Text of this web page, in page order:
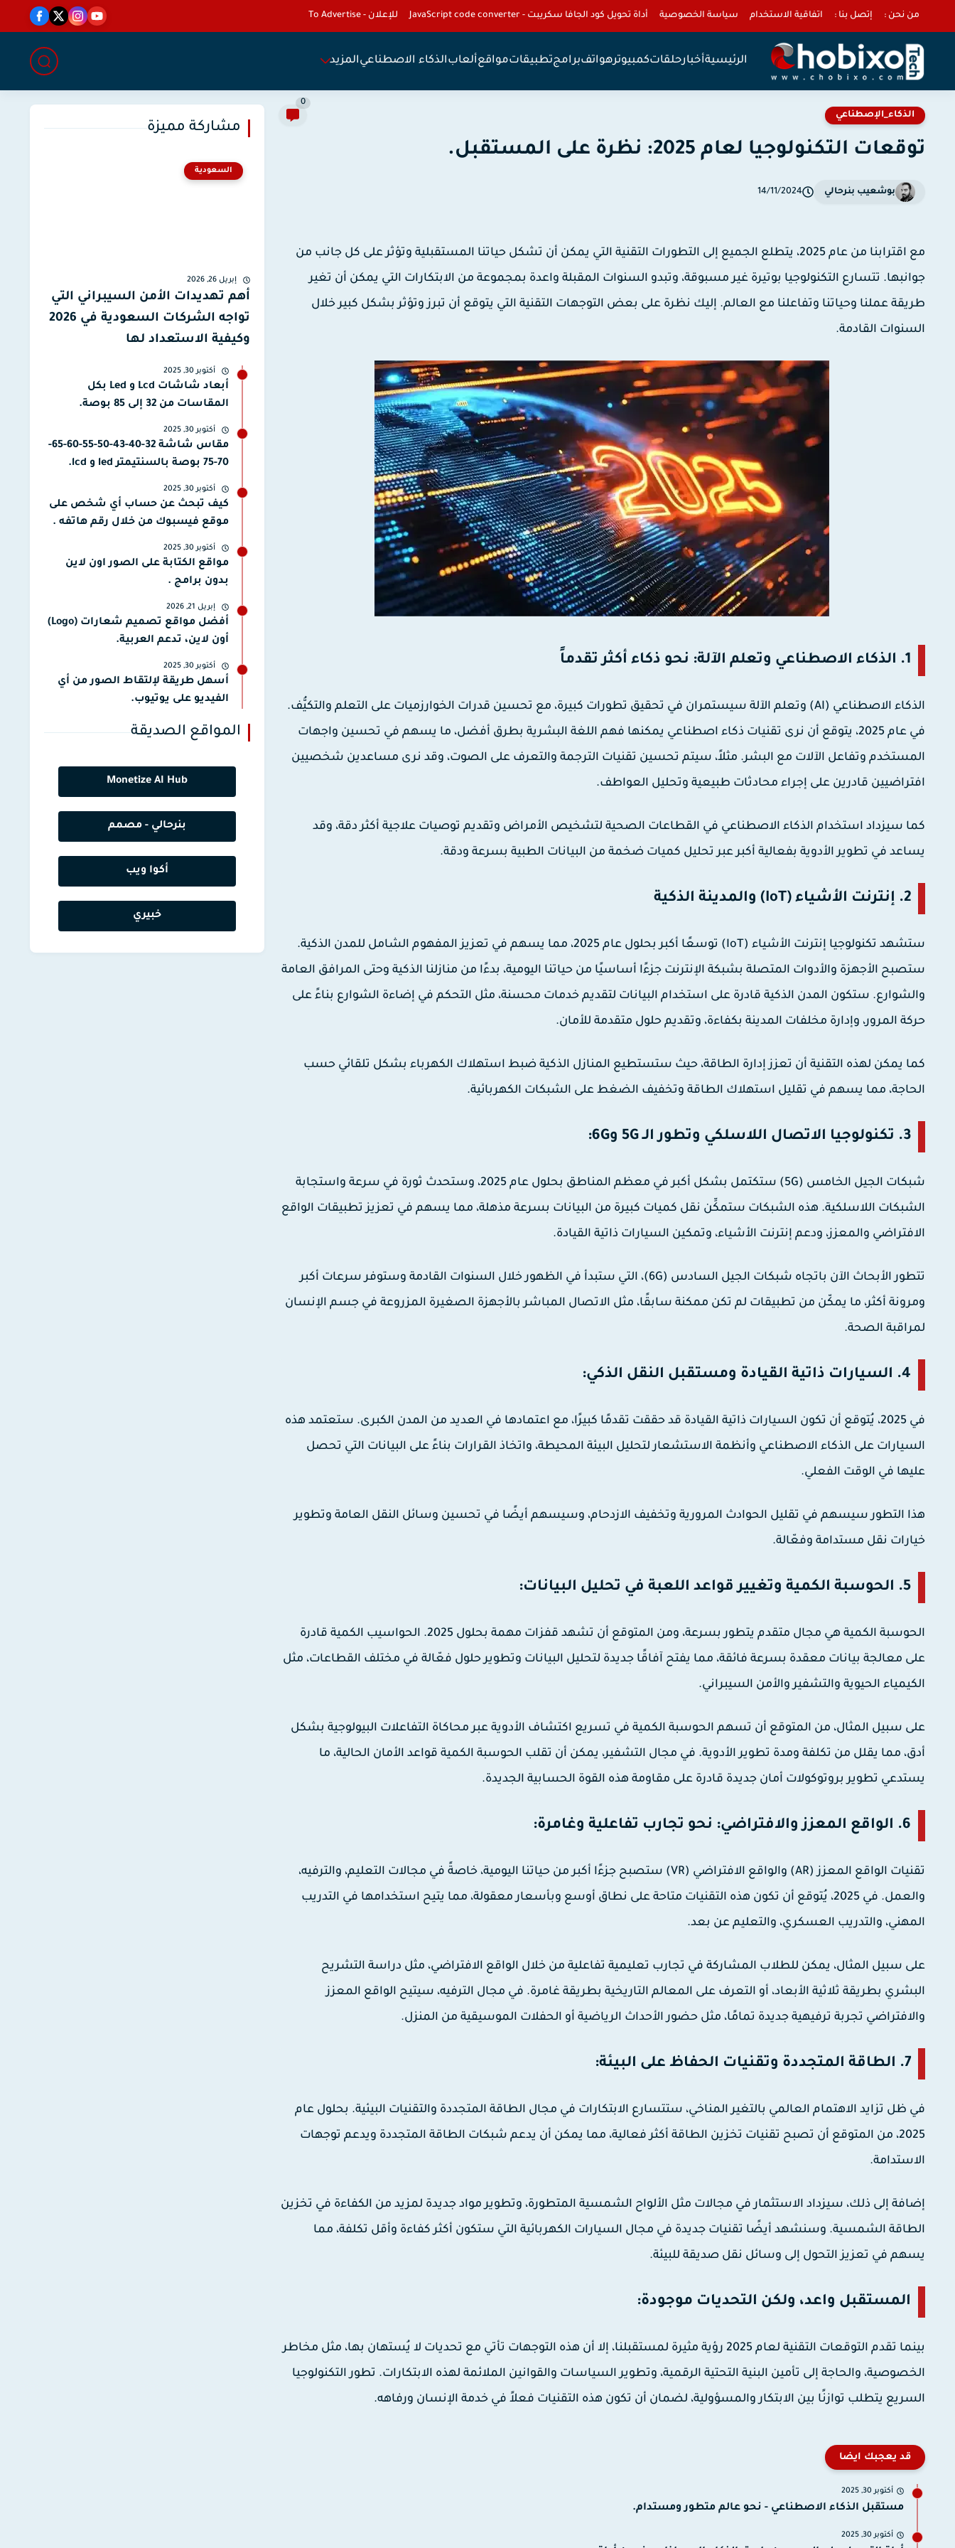
من نحن : إتصل بنا : اتفاقية الاستخدام سياسة الخصوصية أداة تحويل كود الجافا سكريبت - JavaScript code converter للإعلان - To Advertise
الرئيسيةأخبارحلقاتكمبيوترهواتفبرامجتطبيقاتمواقعألعابالذكاء الاصطناعيالمزيد
الذكاء_الإصطناعي
0
توقعات التكنولوجيا لعام 2025: نظرة على المستقبل.
بوشعيب بنرحالي 14/11/2024
مع اقترابنا من عام 2025، يتطلع الجميع إلى التطورات التقنية التي يمكن أن تشكل حياتنا المستقبلية وتؤثر على كل جانب من
جوانبها. تتسارع التكنولوجيا بوتيرة غير مسبوقة، وتبدو السنوات المقبلة واعدة بمجموعة من الابتكارات التي يمكن أن تغير
طريقة عملنا وحياتنا وتفاعلنا مع العالم. إليك نظرة على بعض التوجهات التقنية التي يتوقع أن تبرز وتؤثر بشكل كبير خلال
السنوات القادمة.
1. الذكاء الاصطناعي وتعلم الآلة: نحو ذكاء أكثر تقدماً
الذكاء الاصطناعي (AI) وتعلم الآلة سيستمران في تحقيق تطورات كبيرة، مع تحسين قدرات الخوارزميات على التعلم والتكيُّف.
في عام 2025، يتوقع أن نرى تقنيات ذكاء اصطناعي يمكنها فهم اللغة البشرية بطرق أفضل، ما يسهم في تحسين واجهات
المستخدم وتفاعل الآلات مع البشر. مثلاً، سيتم تحسين تقنيات الترجمة والتعرف على الصوت، وقد نرى مساعدين شخصيين
افتراضيين قادرين على إجراء محادثات طبيعية وتحليل العواطف.
كما سيزداد استخدام الذكاء الاصطناعي في القطاعات الصحية لتشخيص الأمراض وتقديم توصيات علاجية أكثر دقة، وقد
يساعد في تطوير الأدوية بفعالية أكبر عبر تحليل كميات ضخمة من البيانات الطبية بسرعة ودقة.
2. إنترنت الأشياء (IoT) والمدينة الذكية
ستشهد تكنولوجيا إنترنت الأشياء (IoT) توسعًا أكبر بحلول عام 2025، مما يسهم في تعزيز المفهوم الشامل للمدن الذكية.
ستصبح الأجهزة والأدوات المتصلة بشبكة الإنترنت جزءًا أساسيًا من حياتنا اليومية، بدءًا من منازلنا الذكية وحتى المرافق العامة
والشوارع. ستكون المدن الذكية قادرة على استخدام البيانات لتقديم خدمات محسنة، مثل التحكم في إضاءة الشوارع بناءً على
حركة المرور، وإدارة مخلفات المدينة بكفاءة، وتقديم حلول متقدمة للأمان.
كما يمكن لهذه التقنية أن تعزز إدارة الطاقة، حيث ستستطيع المنازل الذكية ضبط استهلاك الكهرباء بشكل تلقائي حسب
الحاجة، مما يسهم في تقليل استهلاك الطاقة وتخفيف الضغط على الشبكات الكهربائية.
3. تكنولوجيا الاتصال اللاسلكي وتطور الـ 5G و6G:
شبكات الجيل الخامس (5G) ستكتمل بشكل أكبر في معظم المناطق بحلول عام 2025، وستحدث ثورة في سرعة واستجابة
الشبكات اللاسلكية. هذه الشبكات ستمكِّن نقل كميات كبيرة من البيانات بسرعة مذهلة، مما يسهم في تعزيز تطبيقات الواقع
الافتراضي والمعزز، ودعم إنترنت الأشياء، وتمكين السيارات ذاتية القيادة.
تتطور الأبحاث الآن باتجاه شبكات الجيل السادس (6G)، التي ستبدأ في الظهور خلال السنوات القادمة وستوفر سرعات أكبر
ومرونة أكثر، ما يمكّن من تطبيقات لم تكن ممكنة سابقًا، مثل الاتصال المباشر بالأجهزة الصغيرة المزروعة في جسم الإنسان
لمراقبة الصحة.
4. السيارات ذاتية القيادة ومستقبل النقل الذكي:
في 2025، يُتوقع أن تكون السيارات ذاتية القيادة قد حققت تقدمًا كبيرًا، مع اعتمادها في العديد من المدن الكبرى. ستعتمد هذه
السيارات على الذكاء الاصطناعي وأنظمة الاستشعار لتحليل البيئة المحيطة، واتخاذ القرارات بناءً على البيانات التي تحصل
عليها في الوقت الفعلي.
هذا التطور سيسهم في تقليل الحوادث المرورية وتخفيف الازدحام، وسيسهم أيضًا في تحسين وسائل النقل العامة وتطوير
خيارات نقل مستدامة وفعّالة.
5. الحوسبة الكمية وتغيير قواعد اللعبة في تحليل البيانات:
الحوسبة الكمية هي مجال متقدم يتطور بسرعة، ومن المتوقع أن تشهد قفزات مهمة بحلول 2025. الحواسيب الكمية قادرة
على معالجة بيانات معقدة بسرعة فائقة، مما يفتح آفاقًا جديدة لتحليل البيانات وتطوير حلول فعّالة في مختلف القطاعات، مثل
الكيمياء الحيوية والتشفير والأمن السيبراني.
على سبيل المثال، من المتوقع أن تسهم الحوسبة الكمية في تسريع اكتشاف الأدوية عبر محاكاة التفاعلات البيولوجية بشكل
أدق، مما يقلل من تكلفة ومدة تطوير الأدوية. في مجال التشفير، يمكن أن تقلب الحوسبة الكمية قواعد الأمان الحالية، ما
يستدعي تطوير بروتوكولات أمان جديدة قادرة على مقاومة هذه القوة الحسابية الجديدة.
6. الواقع المعزز والافتراضي: نحو تجارب تفاعلية وغامرة:
تقنيات الواقع المعزز (AR) والواقع الافتراضي (VR) ستصبح جزءًا أكبر من حياتنا اليومية، خاصةً في مجالات التعليم، والترفيه،
والعمل. في 2025، يُتوقع أن تكون هذه التقنيات متاحة على نطاق أوسع وبأسعار معقولة، مما يتيح استخدامها في التدريب
المهني، والتدريب العسكري، والتعليم عن بعد.
على سبيل المثال، يمكن للطلاب المشاركة في تجارب تعليمية تفاعلية من خلال الواقع الافتراضي، مثل دراسة التشريح
البشري بطريقة ثلاثية الأبعاد، أو التعرف على المعالم التاريخية بطريقة غامرة. في مجال الترفيه، سيتيح الواقع المعزز
والافتراضي تجربة ترفيهية جديدة تمامًا، مثل حضور الأحداث الرياضية أو الحفلات الموسيقية من المنزل.
7. الطاقة المتجددة وتقنيات الحفاظ على البيئة:
في ظل تزايد الاهتمام العالمي بالتغير المناخي، ستتسارع الابتكارات في مجال الطاقة المتجددة والتقنيات البيئية. بحلول عام
2025، من المتوقع أن تصبح تقنيات تخزين الطاقة أكثر فعالية، مما يمكن أن يدعم شبكات الطاقة المتجددة ويدعم توجهات
الاستدامة.
إضافة إلى ذلك، سيزداد الاستثمار في مجالات مثل الألواح الشمسية المتطورة، وتطوير مواد جديدة لمزيد من الكفاءة في تخزين
الطاقة الشمسية. وسنشهد أيضًا تقنيات جديدة في مجال السيارات الكهربائية التي ستكون أكثر كفاءة وأقل تكلفة، مما
يسهم في تعزيز التحول إلى وسائل نقل صديقة للبيئة.
المستقبل واعد، ولكن التحديات موجودة:
بينما تقدم التوقعات التقنية لعام 2025 رؤية مثيرة لمستقبلنا، إلا أن هذه التوجهات تأتي مع تحديات لا يُستهان بها، مثل مخاطر
الخصوصية، والحاجة إلى تأمين البنية التحتية الرقمية، وتطوير السياسات والقوانين الملائمة لهذه الابتكارات. تطور التكنولوجيا
السريع يتطلب توازنًا بين الابتكار والمسؤولية، لضمان أن تكون هذه التقنيات فعلاً في خدمة الإنسان ورفاهه.
قد يعجبك ايضا
أكتوبر 30, 2025
مستقبل الذكاء الاصطناعي - نحو عالم متطور ومستدام.
أكتوبر 30, 2025
مشاركة مميزة
السعودية
إبريل 26, 2026
أهم تهديدات الأمن السيبراني التي
تواجه الشركات السعودية في 2026
وكيفية الاستعداد لها
أكتوبر 30, 2025
أبعاد شاشات Lcd و Led بكل
المقاسات من 32 إلى 85 بوصة.
أكتوبر 30, 2025
مقاس شاشة 32-40-43-50-55-60-65-
70-75 بوصة بالسنتيمتر led و lcd.
أكتوبر 30, 2025
كيف تبحث عن حساب أي شخص على
موقع فيسبوك من خلال رقم هاتفه .
أكتوبر 30, 2025
مواقع الكتابة على الصور اون لاين
بدون برامج .
إبريل 21, 2026
أفضل مواقع تصميم شعارات (Logo)
أون لاين، تدعم العربية.
أكتوبر 30, 2025
أسهل طريقة لإلتقاط الصور من أي
الفيديو على يوتيوب.
المواقع الصديقة
Monetize AI Hub
بنرحالي - مصمم
أكوا ويب
خبيري